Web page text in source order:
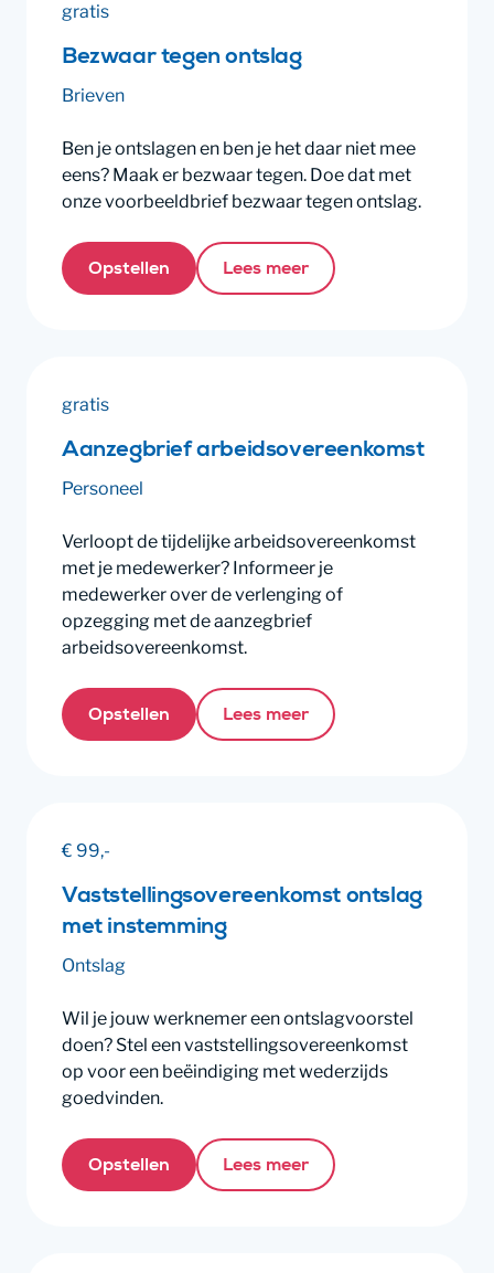
gratis
Bezwaar tegen ontslag
Brieven
Ben je ontslagen en ben je het daar niet mee
eens? Maak er bezwaar tegen. Doe dat met
onze voorbeeldbrief bezwaar tegen ontslag.
Opstellen Lees meer
gratis
Aanzegbrief arbeidsovereenkomst
Personeel
Verloopt de tijdelijke arbeidsovereenkomst
met je medewerker? Informeer je
medewerker over de verlenging of
opzegging met de aanzegbrief
arbeidsovereenkomst.
Opstellen Lees meer
€ 99,-
Vaststellingsovereenkomst ontslag
met instemming
Ontslag
Wil je jouw werknemer een ontslagvoorstel
doen? Stel een vaststellingsovereenkomst
op voor een beëindiging met wederzijds
goedvinden.
Opstellen Lees meer